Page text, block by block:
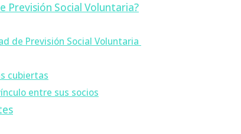
Previsión Social Voluntaria?
de Previsión Social Voluntaria
cubiertas
entre sus socios